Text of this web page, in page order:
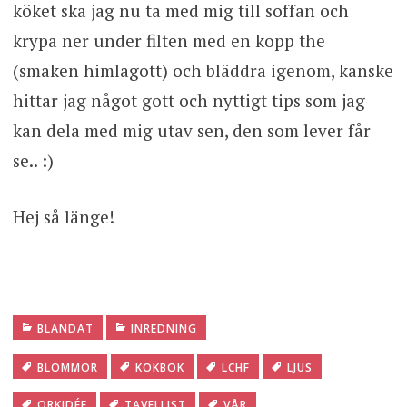
köket ska jag nu ta med mig till soffan och
krypa ner under filten med en kopp the
(smaken himlagott) och bläddra igenom, kanske
hittar jag något gott och nyttigt tips som jag
kan dela med mig utav sen, den som lever får
se.. :)
Hej så länge!
BLANDAT INREDNING
BLOMMOR KOKBOK LCHF LJUS